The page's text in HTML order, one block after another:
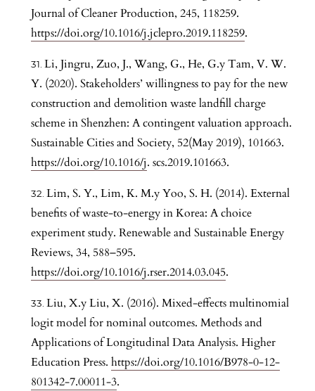
Journal of Cleaner Production, 245, 118259.
https://doi.org/10.1016/j.jclepro.2019.118259.
Li, Jingru, Zuo, J., Wang, G., He, G.y Tam, V. W.
Y. (2020). Stakeholders’ willingness to pay for the new
construction and demolition waste landfill charge
scheme in Shenzhen: A contingent valuation approach.
Sustainable Cities and Society, 52(May 2019), 101663.
https://doi.org/10.1016/j. scs.2019.101663.
Lim, S. Y., Lim, K. M.y Yoo, S. H. (2014). External
benefits of waste-to-energy in Korea: A choice
experiment study. Renewable and Sustainable Energy
Reviews, 34, 588–595.
https://doi.org/10.1016/j.rser.2014.03.045.
Liu, X.y Liu, X. (2016). Mixed-effects multinomial
logit model for nominal outcomes. Methods and
Applications of Longitudinal Data Analysis. Higher
Education Press. https://doi.org/10.1016/B978-0-12-
801342-7.00011-3.